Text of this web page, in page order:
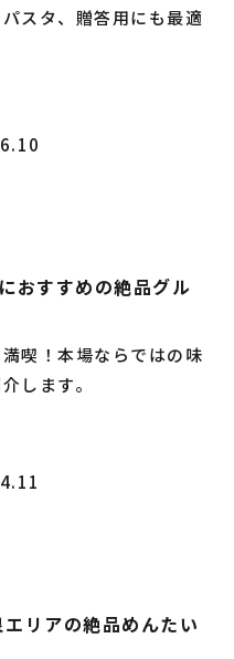
スタ、贈答用にも最適
おすすめの絶品グル
喫！本場ならではの味
します。
リアの絶品めんたい